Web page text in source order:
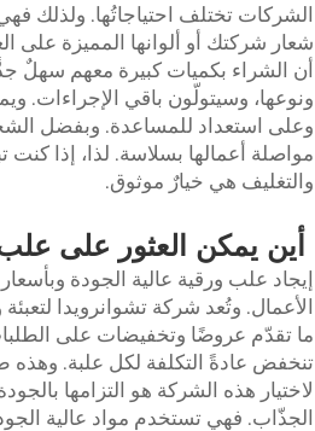
الشركات تختلف احتياجاتُها. ولذلك
شعار شركتك أو ألوانها المميزة على
أن الشراء بكميات كبيرة معهم سهلٌ
ونوعها، وسيتولّون باقي
وعلى استعداد للمساعدة. وبفضل
مواصلة أعمالها بسلاسة. لذا، إذا
والتغليف هي خيارٌ موثوق.
أين يمكن العثور على
إيجاد علب ورقية عالية الجودة
ما تقدّم عروضًا وتخفيضات على الطلبات
تنخفض عادةً التكلفة لكل علبة. وهذه
لاختيار هذه الشركة هو التزامها
الجذّاب. فهي تستخدم مواد عالية